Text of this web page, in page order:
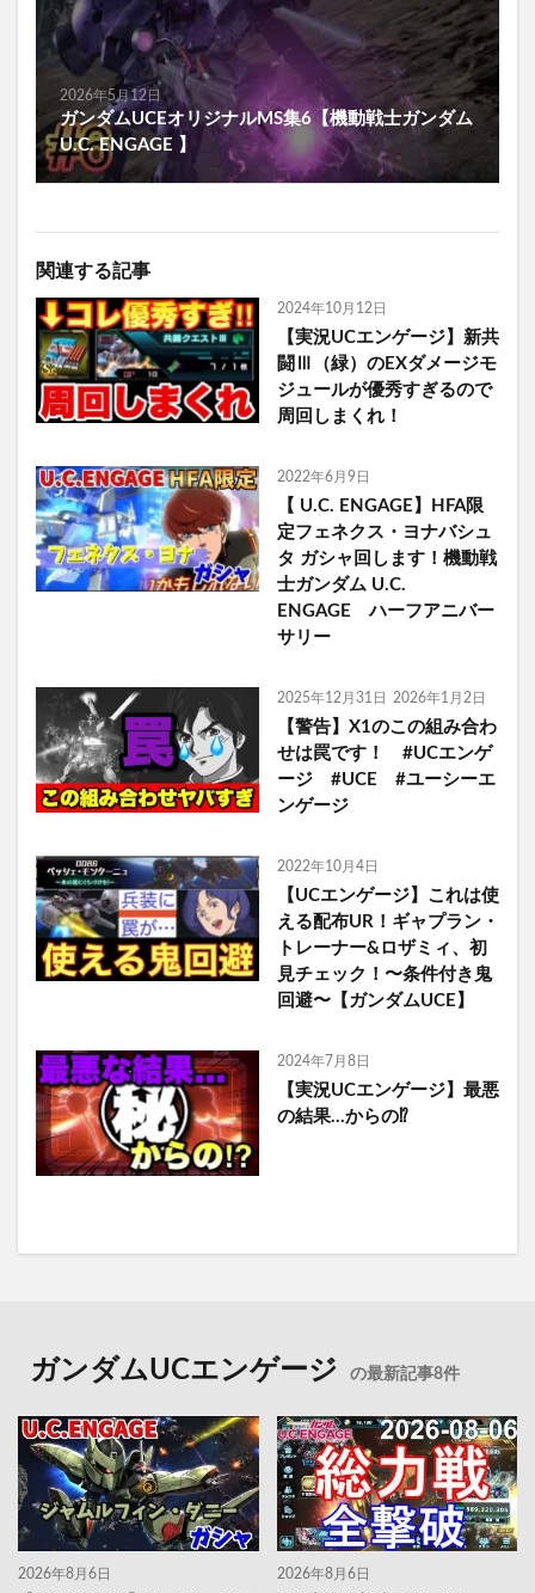
2026年5月12日
ガンダムUCEオリジナルMS集6【機動戦士ガンダム
U.C. ENGAGE 】
関連する記事
2024年10月12日
【実況UCエンゲージ】新共
闘Ⅲ（緑）のEXダメージモ
ジュールが優秀すぎるので
周回しまくれ！
2022年6月9日
【 U.C. ENGAGE】HFA限
定フェネクス・ヨナバシュ
タ ガシャ回します！機動戦
士ガンダム U.C.
ENGAGE ハーフアニバー
サリー
2025年12月31日 2026年1月2日
【警告】X1のこの組み合わ
せは罠です！ #UCエンゲ
ージ #UCE #ユーシーエ
ンゲージ
2022年10月4日
【UCエンゲージ】これは使
える配布UR！ギャプラン・
トレーナー&ロザミィ、初
見チェック！〜条件付き鬼
回避〜【ガンダムUCE】
2024年7月8日
【実況UCエンゲージ】最悪
の結果…からの⁉︎
ガンダムUCエンゲージ の最新記事8件
2026年8月6日 2026年8月6日